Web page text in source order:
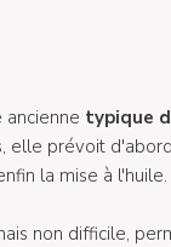
typique
elle prévoit
la mise à l'huile.
non difficile,